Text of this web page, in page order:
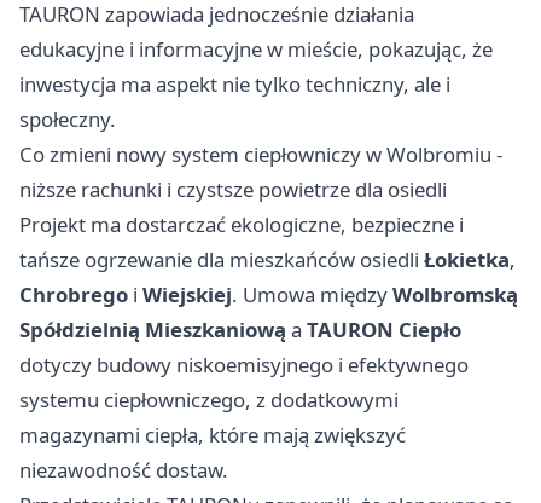
TAURON zapowiada jednocześnie działania
edukacyjne i informacyjne w mieście, pokazując, że
inwestycja ma aspekt nie tylko techniczny, ale i
społeczny.
Co zmieni nowy system ciepłowniczy w Wolbromiu -
niższe rachunki i czystsze powietrze dla osiedli
Projekt ma dostarczać ekologiczne, bezpieczne i
tańsze ogrzewanie dla mieszkańców osiedli Łokietka,
Chrobrego i Wiejskiej. Umowa międzyWolbromską
Spółdzielnią Mieszkaniową a TAURON Ciepło
dotyczy budowy niskoemisyjnego i efektywnego
systemu ciepłowniczego, z dodatkowymi
magazynami ciepła, które mają zwiększyć
niezawodność dostaw.